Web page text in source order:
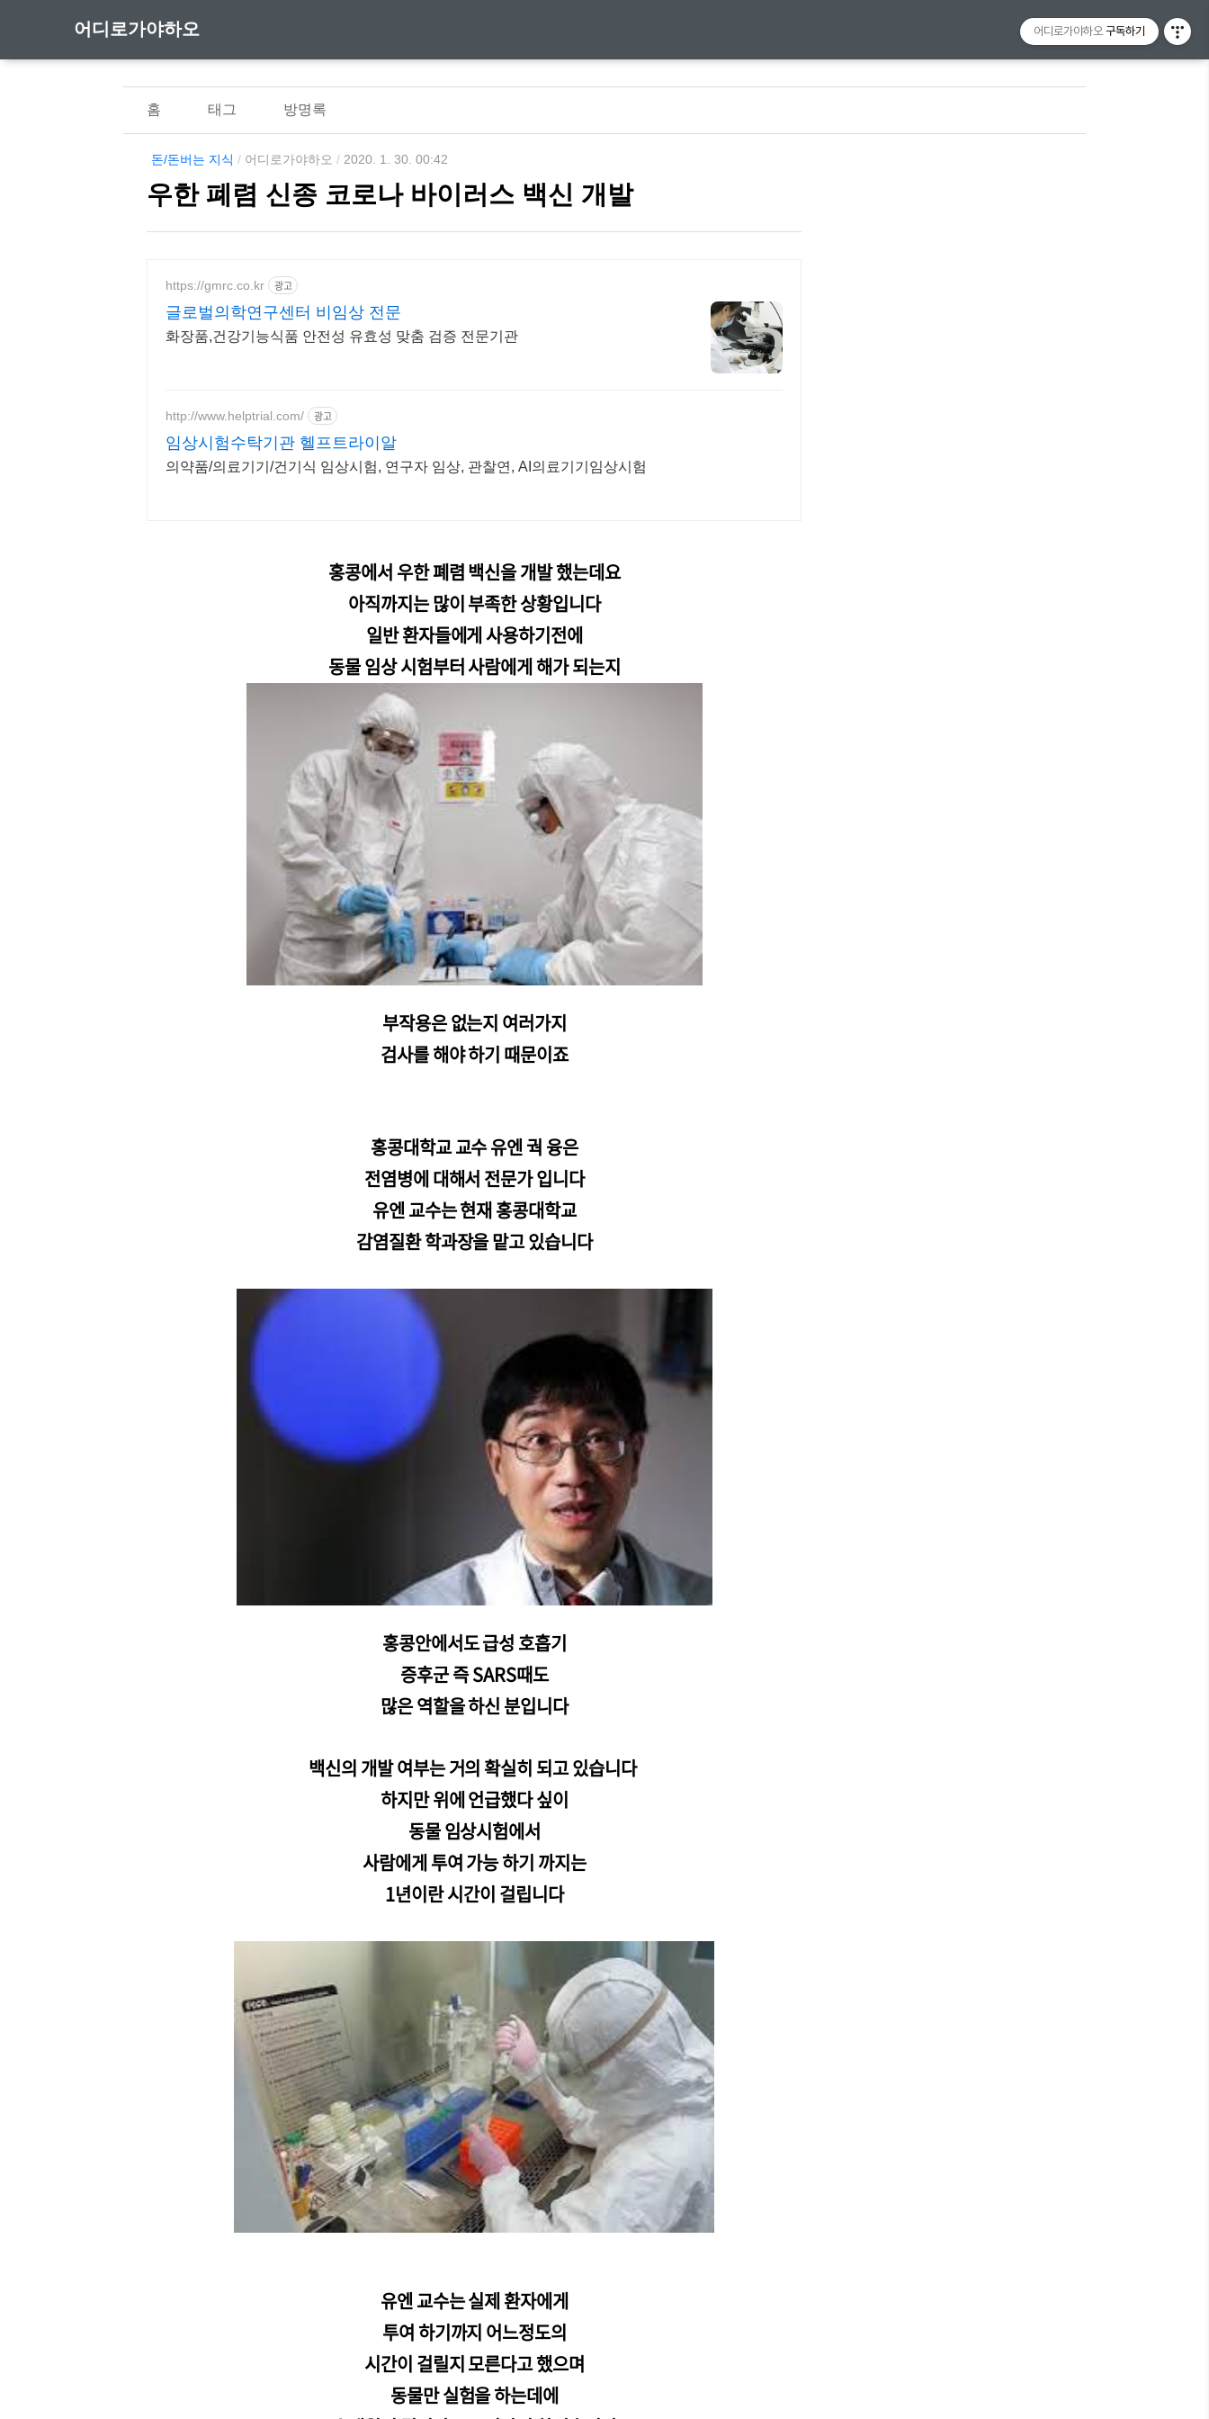
어디로가야하오
홈 태그 방명록
돈/돈버는 지식 / 어디로가야하오 / 2020. 1. 30. 00:42
우한 폐렴 신종 코로나 바이러스 백신 개발
https://gmrc.co.kr 광고
글로벌의학연구센터 비임상 전문
화장품,건강기능식품 안전성 유효성 맞춤 검증 전문기관
http://www.helptrial.com/ 광고
임상시험수탁기관 헬프트라이알
의약품/의료기기/건기식 임상시험, 연구자 임상, 관찰연, AI의료기기임상시험
홍콩에서 우한 폐렴 백신을 개발 했는데요
아직까지는 많이 부족한 상황입니다
일반 환자들에게 사용하기전에
동물 임상 시험부터 사람에게 해가 되는지
부작용은 없는지 여러가지
검사를 해야 하기 때문이죠
홍콩대학교 교수 유엔 궉 융은
전염병에 대해서 전문가 입니다
유엔 교수는 현재 홍콩대학교
감염질환 학과장을 맡고 있습니다
홍콩안에서도 급성 호흡기
증후군 즉 SARS때도
많은 역할을 하신 분입니다
백신의 개발 여부는 거의 확실히 되고 있습니다
하지만 위에 언급했다싶이
동물 임상시험에서
사람에게 투여 가능 하기 까지는
1년이란 시간이 걸립니다
유엔 교수는 실제 환자에게
투여 하기까지 어느정도의
시간이 걸릴지 모른다고 했으며
동물만 실험을 하는데에
어디로가야하오 구독하기